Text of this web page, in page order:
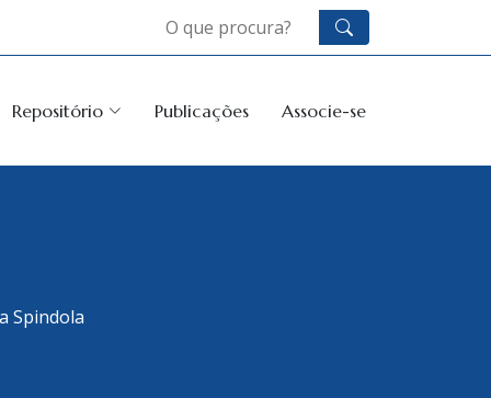
Repositório Publicações Associe-se
Spindola